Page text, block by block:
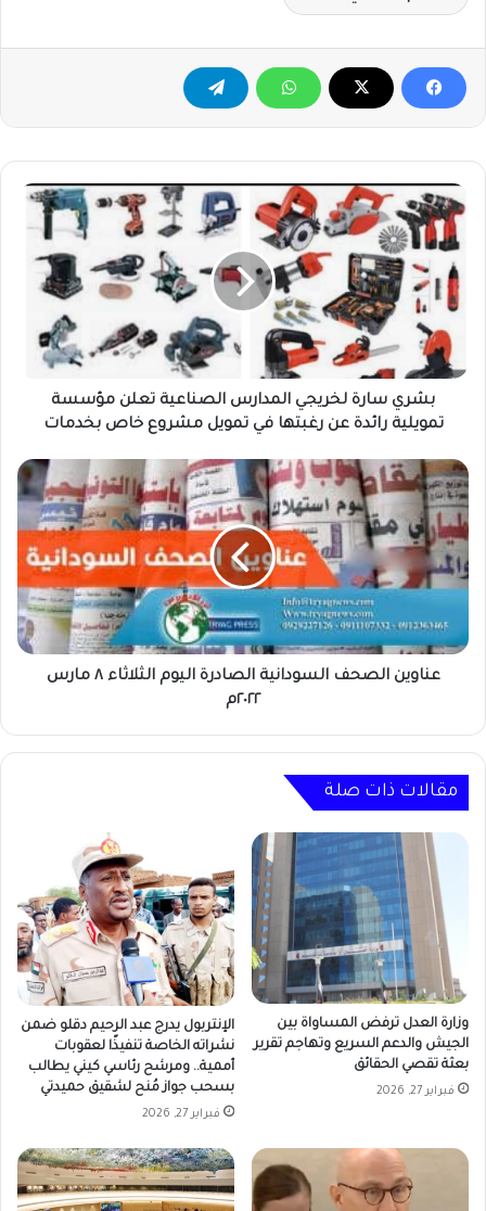
بشري
سارة
لخريجي
المدارس
الصناعية
تعلن
مؤسسة
تمويلية
رائدة
رغبتها
تمويل
مشروع
خاص
بخدمات
بشري سارة لخريجي المدارس الصناعية تعلن مؤسسة
تمويلية رائدة عن رغبتها في تمويل مشروع خاص بخدمات
عناوين
الصحف
السودانية
الصادرة
اليوم
الثلاثاء
مارس
٢٠٢٢م
عناوين الصحف السودانية الصادرة اليوم الثلاثاء ٨ مارس
٢٠٢٢م
مقالات ذات صلة
وزارة العدل ترفض المساواة بين
الجيش والدعم السريع وتهاجم تقرير
بعثة تقصي الحقائق
فبراير 27, 2026
الإنتربول يدرج عبد الرحيم دقلو ضمن
نشراته الخاصة تنفيذًا لعقوبات
أممية.. ومرشح رئاسي كيني يطالب
بسحب جواز مُنح لشقيق حميدتي
فبراير 27, 2026